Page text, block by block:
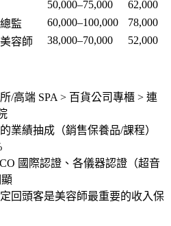
50,000–75,000
62,000
監 60,000–100,000
78,000
容師 38,000–70,000 52,000
/高端 SPA > 百貨公司專櫃 > 連
業績抽成（銷售保養品/課程）
國際認證、各儀器認證（超音
定回頭客是美容師最重要的收入保